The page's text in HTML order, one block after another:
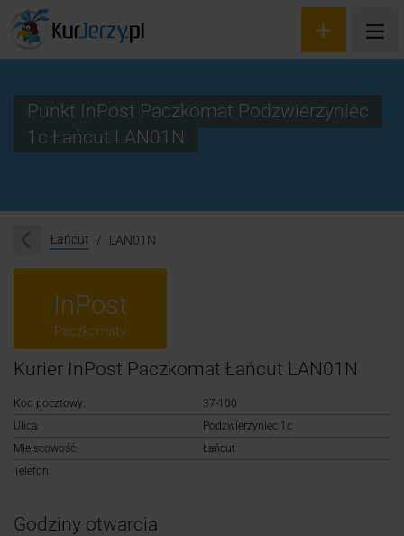
Śledzenie przesyłki
Logowanie
Punkt InPost Paczkomat Podzwierzyniec
1c Łańcut LAN01N
Łańcut LAN01N
InPost
Paczkomaty
Kurier InPost Paczkomat Łańcut LAN01N
Kod pocztowy:
37-100
Ulica:
Podzwierzyniec 1c
Miejscowość:
Łańcut
Telefon:
Godziny otwarcia